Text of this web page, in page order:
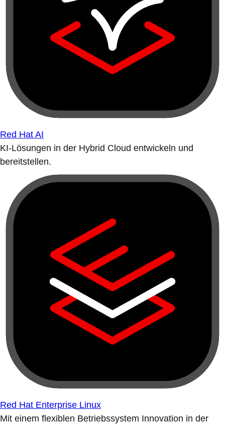
Red Hat AI
KI-Lösungen in der Hybrid Cloud entwickeln und
bereitstellen.
Red Hat Enterprise Linux
Mit einem flexiblen Betriebssystem Innovation in der